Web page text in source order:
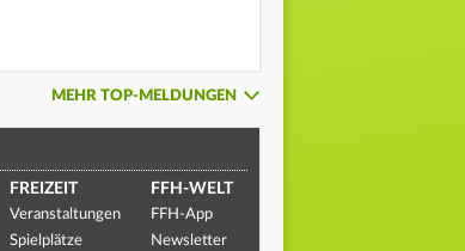
MEHR TOP-MELDUNGEN
FREIZEIT
Veranstaltungen
Spielplätze
FFH-WELT
FFH-App
Newsletter